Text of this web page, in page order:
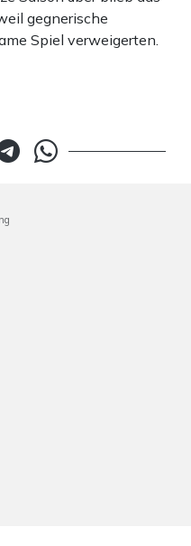
gegnerische
Spiel verweigerten.